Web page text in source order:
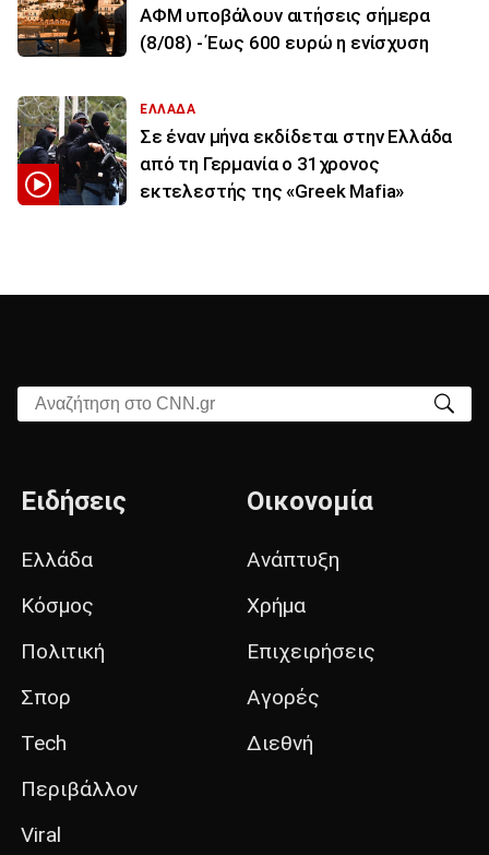
ΑΦΜ υποβάλουν αιτήσεις σήμερα
(8/08) - Έως 600 ευρώ η ενίσχυση
ΕΛΛΑΔΑ
Σε έναν μήνα εκδίδεται στην Ελλάδα
από τη Γερμανία ο 31χρονος
εκτελεστής της «Greek Mafia»
Αναζήτηση στο CNN.gr
Ειδήσεις
Ελλάδα
Κόσμος
Πολιτική
Σπορ
Tech
Περιβάλλον
Viral
Οικονομία
Ανάπτυξη
Χρήμα
Επιχειρήσεις
Αγορές
Διεθνή